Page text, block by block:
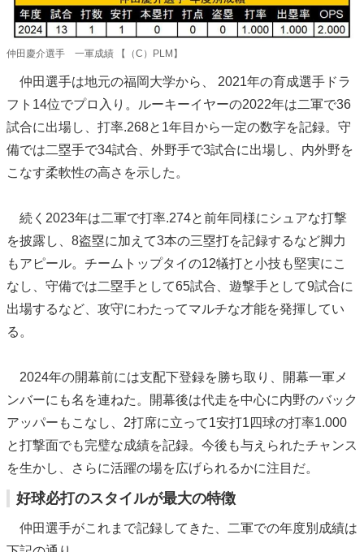
仲田慶介選手 一軍成績 【（C）PLM】
仲田選手は地元の福岡大学から、 2021年の育成選手ドラ
フト14位でプロ入り。ルーキーイヤーの2022年は二軍で36
試合に出場し、打率.268と1年目から一定の数字を記録。守
備では二塁手で34試合、外野手で3試合に出場し、内外野を
こなす柔軟性の高さを示した。
続く2023年は二軍で打率.274と前年同様にシュアな打撃
を披露し、8盗塁に加えて3本の三塁打を記録するなど脚力
もアピール。チームトップタイの12犠打と小技も堅実にこ
なし、守備では二塁手として65試合、遊撃手として9試合に
出場するなど、攻守にわたってマルチな才能を発揮してい
る。
2024年の開幕前には支配下登録を勝ち取り、開幕一軍メ
ンバーにも名を連ねた。開幕後は代走を中心に内野のバック
アッパーもこなし、2打席に立って1安打1四球の打率1.000
と打撃面でも完璧な成績を記録。今後も与えられたチャンス
を生かし、さらに活躍の場を広げられるかに注目だ。
好球必打のスタイルが最大の特徴
仲田選手がこれまで記録してきた、二軍での年度別成績は